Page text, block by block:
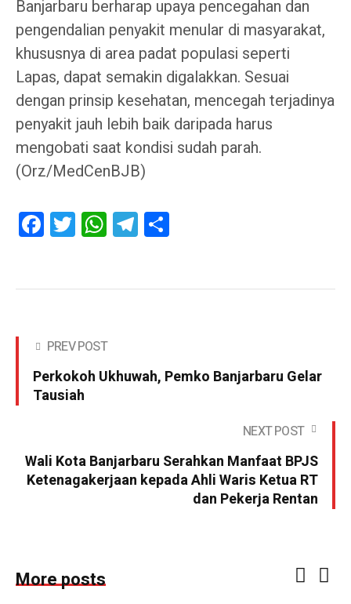
Banjarbaru berharap upaya pencegahan dan
pengendalian penyakit menular di masyarakat,
khususnya di area padat populasi seperti
Lapas, dapat semakin digalakkan. Sesuai
dengan prinsip kesehatan, mencegah terjadinya
penyakit jauh lebih baik daripada harus
mengobati saat kondisi sudah parah.
(Orz/MedCenBJB)
FacebookTwitterWhatsAppTelegram
PREV POST
Perkokoh Ukhuwah, Pemko Banjarbaru Gelar
Tausiah
NEXT POST
Wali Kota Banjarbaru Serahkan Manfaat BPJS
Ketenagakerjaan kepada Ahli Waris Ketua RT
dan Pekerja Rentan
More posts